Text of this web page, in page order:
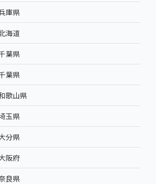
庫県
海道
葉県
葉県
歌山県
玉県
分県
阪府
良県